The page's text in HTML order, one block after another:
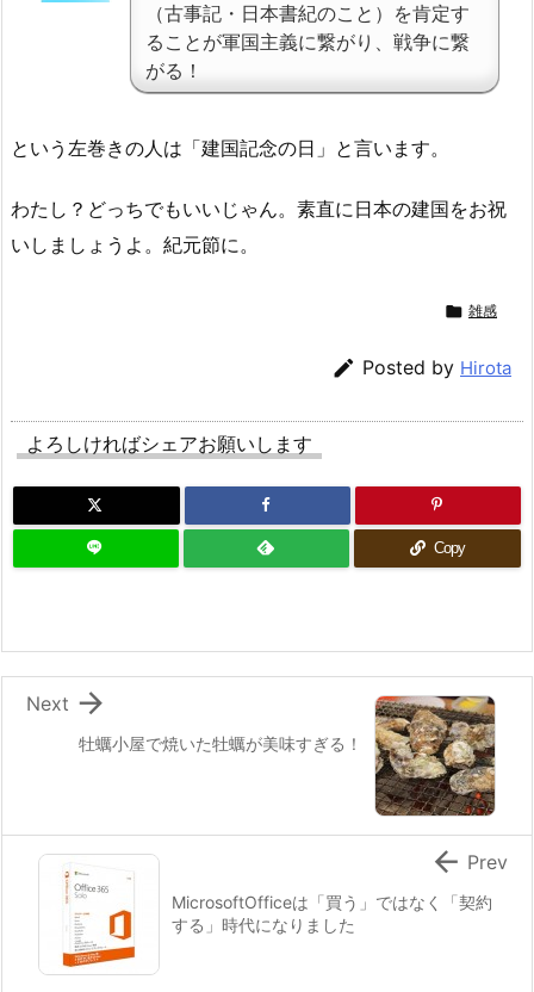
（古事記・日本書紀のこと）を肯定す
ることが軍国主義に繋がり、戦争に繋
がる！
という左巻きの人は「建国記念の日」と言います。
わたし？どっちでもいいじゃん。素直に日本の建国をお祝
いしましょうよ。紀元節に。
 雑感
 Posted by Hirota
よろしければシェアお願いします
Copy
牡蠣小屋で焼いた牡蠣が美味すぎる！

Next
MicrosoftOfficeは「買う」ではなく「契約
する」時代になりました
 Prev